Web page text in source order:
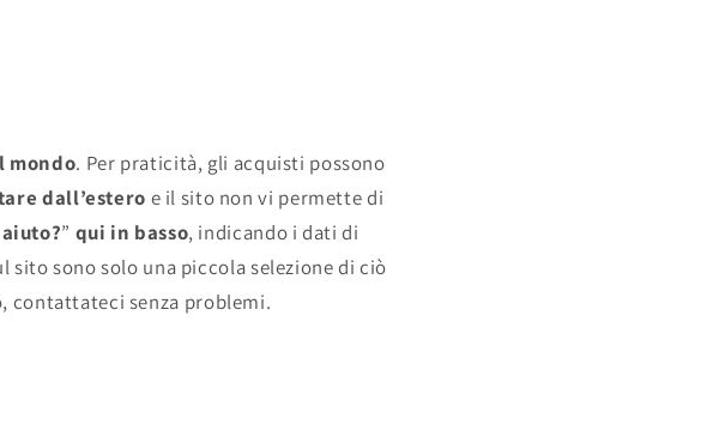
mondo. Per praticità, gli acquisti possono
dall’estero e il sito non vi permette di
” qui in basso, indicando i dati di
sono solo una piccola selezione di ciò
contattateci senza problemi.